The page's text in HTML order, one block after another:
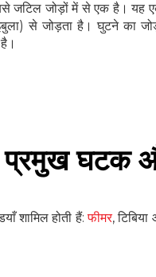
जोड़ों में से एक है। यह
से जोड़ता है। घुटने का
घटक और
शामिल होती हैं:फीमर,